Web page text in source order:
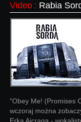
Video : Rabia
"Obey Me! (Promises
wczoraj można